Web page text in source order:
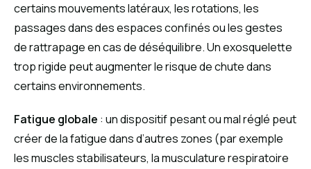
certains mouvements latéraux, les rotations, les
passages dans des espaces confinés ou les gestes
de rattrapage en cas de déséquilibre. Un exosquelette
trop rigide peut augmenter le risque de chute dans
certains environnements.
Fatigue globale : un dispositif pesant ou mal réglé peut
créer de la fatigue dans d’autres zones (par exemple
les muscles stabilisateurs, la musculature respiratoire